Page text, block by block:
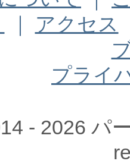
｜ アクセス
プライ
- 2026 パ